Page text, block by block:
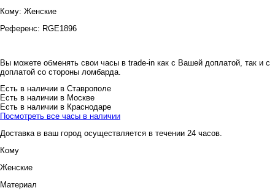
Кому: Женские
Референс: RGE1896
Вы можете обменять свои часы в trade-in как с Вашей доплатой, так и с
доплатой со стороны ломбарда.
Есть в наличии в Ставрополе
Есть в наличии в Москве
Есть в наличии в Краснодаре
Посмотреть все часы в наличии
Доставка в ваш город осуществляется в течении 24 часов.
Кому
Женские
Материал